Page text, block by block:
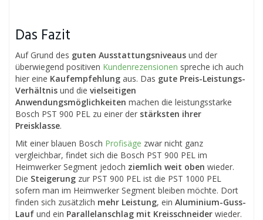
Das Fazit
Auf Grund des guten Ausstattungsniveaus und der
überwiegend positiven Kundenrezensionen spreche ich auch
hier eine Kaufempfehlung aus. Das gute Preis-Leistungs-
Verhältnis und die vielseitigen
Anwendungsmöglichkeiten machen die leistungsstarke
Bosch PST 900 PEL zu einer der stärksten ihrer
Preisklasse.
Mit einer blauen Bosch Profisäge zwar nicht ganz
vergleichbar, findet sich die Bosch PST 900 PEL im
Heimwerker Segment jedoch ziemlich weit oben wieder.
Die Steigerung zur PST 900 PEL ist die PST 1000 PEL
sofern man im Heimwerker Segment bleiben möchte. Dort
finden sich zusätzlich mehr Leistung, ein Aluminium-Guss-
Lauf und ein Parallelanschlag mit Kreisschneider wieder.